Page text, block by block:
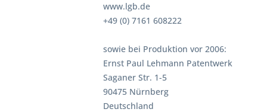
www.lgb.de
+49 (0) 7161 608222
sowie bei Produktion vor 2006:
Ernst Paul Lehmann Patentwerk
Saganer Str. 1-5
90475 Nürnberg
Deutschland